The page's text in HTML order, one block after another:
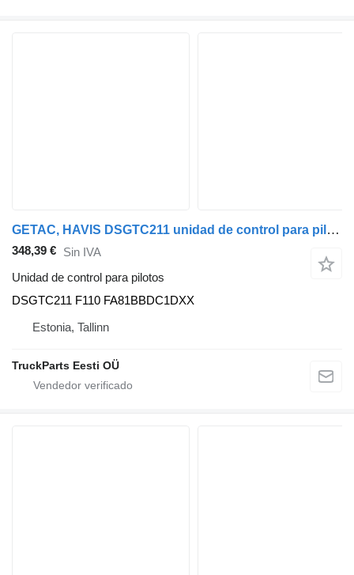
GETAC, HAVIS DSGTC211 unidad de control para pilotos para Scania L,P,G,R,S-series (2016-) cabeza tractora
348,39 € Sin IVA
Unidad de control para pilotos
DSGTC211 F110 FA81BBDC1DXX
Estonia, Tallinn
TruckParts Eesti OÜ